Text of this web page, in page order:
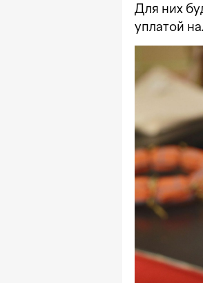
Для них
уплатой